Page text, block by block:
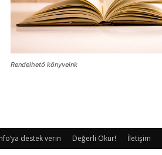
Rendelhető könyveink
destek verin Değerli Okur! İletişim